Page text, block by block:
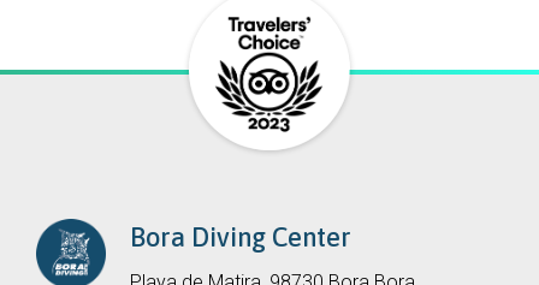
Bora Diving Center